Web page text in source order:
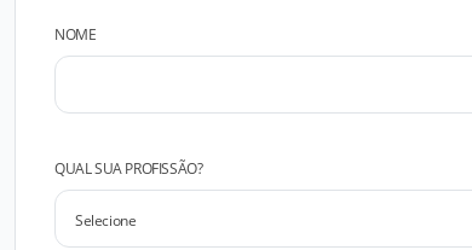
NOME
QUAL SUA PROFISSÃO?